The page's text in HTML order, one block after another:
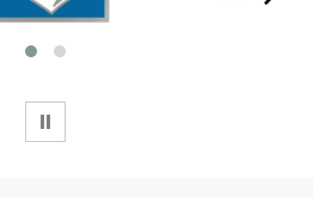
WSTRZYMAJ